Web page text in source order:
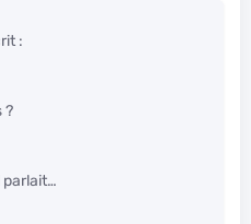
:
?
parlait…